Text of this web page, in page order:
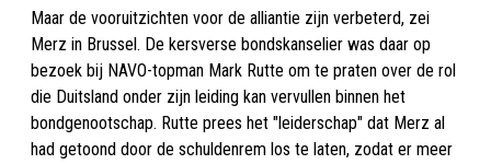
Maar de vooruitzichten voor de alliantie zijn verbeterd, zei
Merz in Brussel. De kersverse bondskanselier was daar op
bezoek bij NAVO-topman Mark Rutte om te praten over de rol
die Duitsland onder zijn leiding kan vervullen binnen het
bondgenootschap. Rutte prees het "leiderschap" dat Merz al
had getoond door de schuldenrem los te laten, zodat er meer